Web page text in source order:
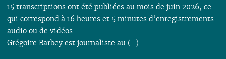
15 transcriptions ont été publiées au mois de juin 2026, ce
qui correspond à 16 heures et 5 minutes d’enregistrements
audio ou de vidéos.
Grégoire Barbey est journaliste au (…)